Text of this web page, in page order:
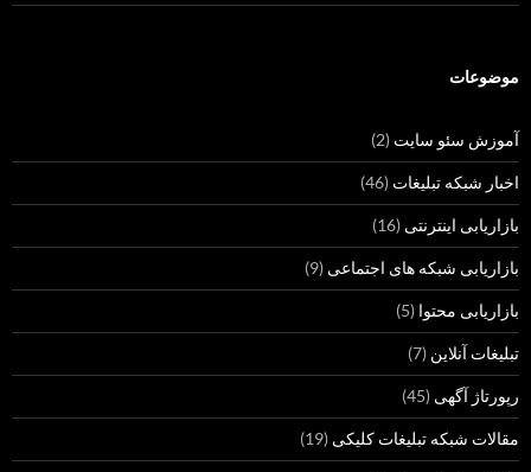
موضوعات
آموزش سئو سایت (2)
اخبار شبکه تبلیغات (46)
بازاریابی اینترنتی (16)
بازاریابی شبکه های اجتماعی (9)
بازاریابی محتوا (5)
تبلیغات آنلاین (7)
رپورتاژ آگهی (45)
مقالات شبکه تبلیغات کلیکی (19)